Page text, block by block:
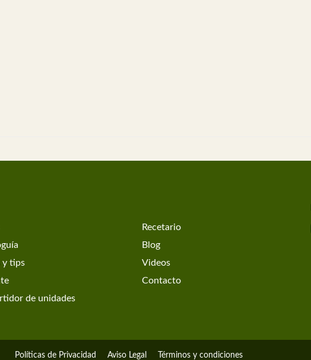
y tips
de unidades
Recetario
Blog
Videos
Contacto
Políticas de Privacidad Aviso Legal Términos y condiciones